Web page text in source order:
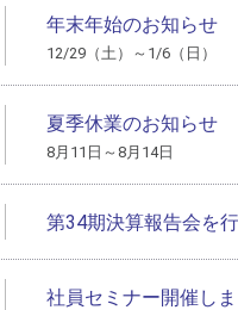
年末年始のお知らせ
12/29（土）～1/6（日）
夏季休業のお知らせ
8月11日～8月14日
第34期決算報告会を行
社員セミナー開催しま